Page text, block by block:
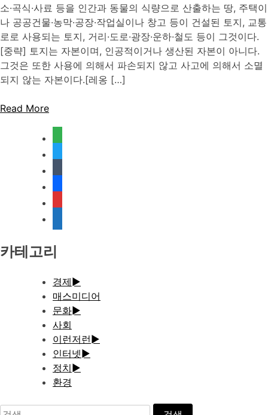
소·곡식·사료 등을 인간과 동물의 식량으로 산출하는 땅, 주택이
나 공공건물·농막·공장·작업실이나 창고 등이 건설된 토지, 교통
로로 사용되는 토지, 거리·도로·광장·운하·철도 등이 그것이다.
[중략] 토지는 자본이며, 인공적이거나 생산된 자본이 아니다.
그것은 또한 사용에 의해서 파손되지 않고 사고에 의해서 소멸
되지 않는 자본이다.[레옹 […]
Read More
document
카테고리
경제►
매스미디어
문화►
사회
이런저런►
인터넷►
정치►
환경
검